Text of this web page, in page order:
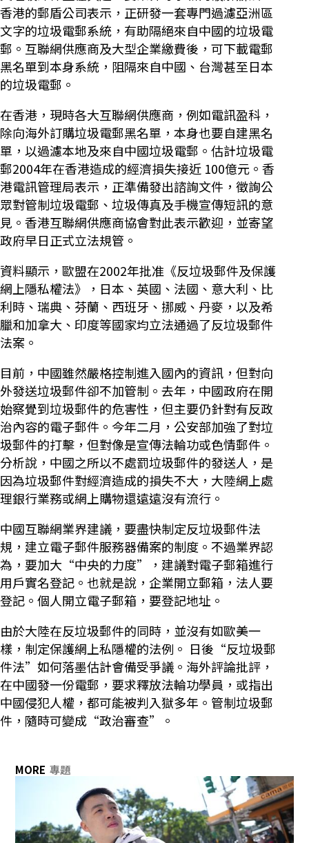
香港的郵盾公司表示，正研發一套專門過濾亞洲區
文字的垃圾電郵系統，有助隔絕來自中國的垃圾電
郵。互聯網供應商及大型企業繳費後，可下載電郵
黑名單到本身系統，阻隔來自中國、台灣甚至日本
的垃圾電郵。
在香港，現時各大互聯網供應商，例如電訊盈科，
除向海外訂購垃圾電郵黑名單，本身也要自建黑名
單，以過濾本地及來自中國垃圾電郵。估計垃圾電
郵2004年在香港造成的經濟損失接近 100億元。香
港電訊管理局表示，正準備發出諮詢文件，徵詢公
眾對管制垃圾電郵、垃圾傳真及手機宣傳短訊的意
見。香港互聯網供應商協會對此表示歡迎，並寄望
政府早日正式立法規管。
資料顯示，歐盟在2002年批准《反垃圾郵件及保護
網上隱私權法》，日本、英國、法國、意大利、比
利時、瑞典、芬蘭、西班牙、挪威、丹麥，以及希
臘和加拿大、印度等國家均立法通過了反垃圾郵件
法案。
目前，中國雖然嚴格控制進入國內的資訊，但對向
外發送垃圾郵件卻不加管制。去年，中國政府在開
始察覺到垃圾郵件的危害性，但主要仍針對有反政
治內容的電子郵件。今年二月，公安部加強了對垃
圾郵件的打擊，但對像是宣傳法輪功或色情郵件。
分析說，中國之所以不處罰垃圾郵件的發送人，是
因為垃圾郵件對經濟造成的損失不大，大陸網上處
理銀行業務或網上購物還遠遠沒有流行。
中國互聯網業界建議，要盡快制定反垃圾郵件法
規，建立電子郵件服務器備案的制度。不過業界認
為，要加大“中央的力度”，建議對電子郵箱進行
用戶實名登記。也就是說，企業開立郵箱，法人要
登記。個人開立電子郵箱，要登記地址。
由於大陸在反垃圾郵件的同時，並沒有如歐美一
樣，制定保護網上私隱權的法例。 日後“反垃圾郵
件法”如何落墨估計會備受爭議。海外評論批評，
在中國發一份電郵，要求釋放法輪功學員，或指出
中國侵犯人權，都可能被判入獄多年。管制垃圾郵
件，隨時可變成“政治審查”。
MORE 專題